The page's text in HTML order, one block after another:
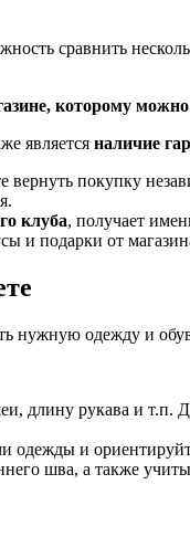
сравнить
которому
является наличие
вернуть покупку
клуба, получает
и подарки от
нужную одежду и
длину рукава и
одежды и
шва, а также